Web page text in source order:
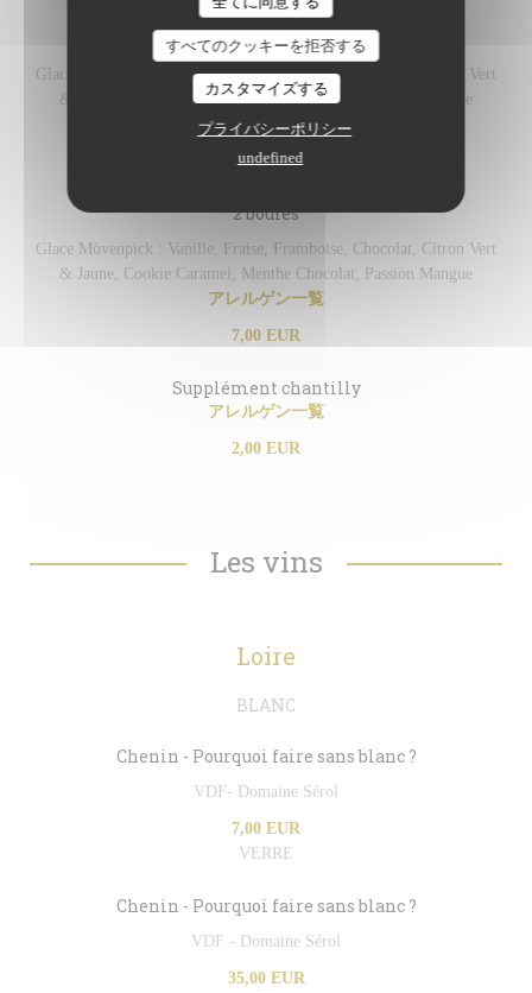
すべてのクッキーを拒否する
カスタマイズする
プライバシーポリシー
undefined
1 boule
Glace Mövenpick : Vanille, Fraise, Framboise, Chocolat, Citron Vert
& Jaune, Cookie Caramel, Menthe Chocolat, Passion Mangue
アレルゲン一覧
4,00 EUR
2 boules
Glace Mövenpick : Vanille, Fraise, Framboise, Chocolat, Citron Vert
& Jaune, Cookie Caramel, Menthe Chocolat, Passion Mangue
アレルゲン一覧
7,00 EUR
Supplément chantilly
アレルゲン一覧
2,00 EUR
Les vins
Loire
BLANC
Chenin - Pourquoi faire sans blanc ?
VDF- Domaine Sérol
7,00 EUR
VERRE
Chenin - Pourquoi faire sans blanc ?
VDF - Domaine Sérol
35,00 EUR